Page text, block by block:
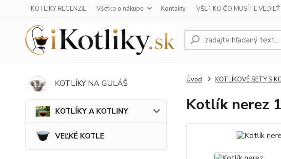
IKOTLIKY RECENZIE Všetko o nákupe Kontakty VŠETKO ČO MUSÍTE
KOTLÍKY NA GULÁŠ
KOTLÍKY A KOTLINY
VEĽKÉ KOTLE
Úvod KOTLÍKOVÉ SETY S
Kotlík nerez